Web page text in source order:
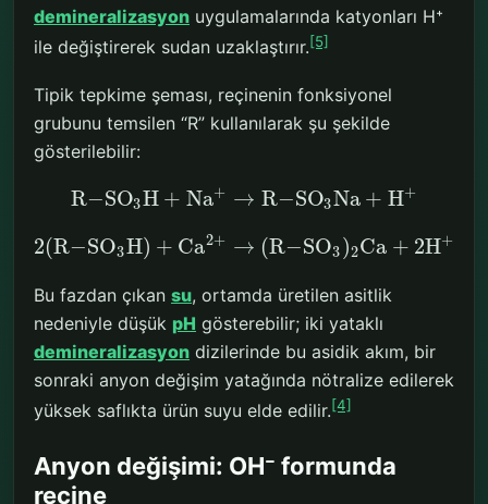
demineralizasyon uygulamalarında katyonları H⁺
ile değiştirerek sudan uzaklaştırır.[5]
Tipik tepkime şeması, reçinenin fonksiyonel
grubunu temsilen “R” kullanılarak şu şekilde
gösterilebilir:
R−SO3H + Na+ → R−SO3Na + H+
2(R−SO3H) + Ca2+ → (R−SO3)2Ca + 2H+
Bu fazdan çıkan su, ortamda üretilen asitlik
nedeniyle düşük pH gösterebilir; iki yataklı
demineralizasyon dizilerinde bu asidik akım, bir
sonraki anyon değişim yatağında nötralize edilerek
yüksek saflıkta ürün suyu elde edilir.[4]
Anyon değişimi: OH⁻ formunda
reçine